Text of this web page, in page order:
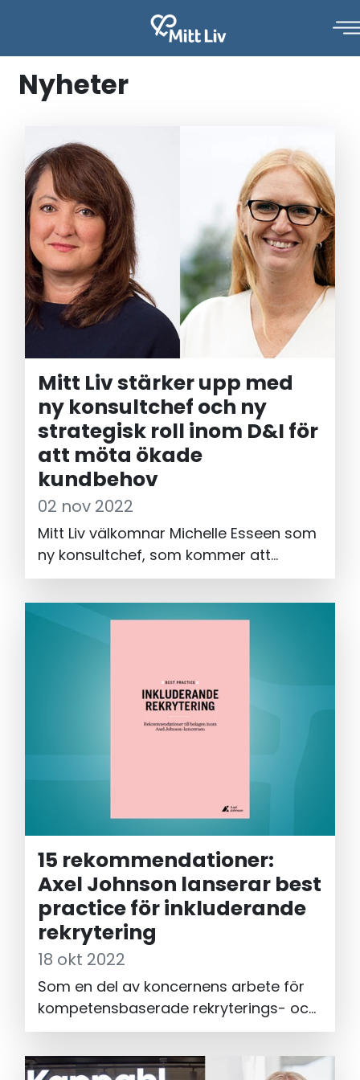
Nyheter
Mitt Liv stärker upp med
ny konsultchef och ny
strategisk roll inom D&I för
att möta ökade
kundbehov
02 nov 2022
Mitt Liv välkomnar Michelle Esseen som
ny konsultchef, som kommer att
ansvara för att skala upp Mitt Livs
konsultverksamhet och erbjudande för
ökad impact och tillväxt. Samtidigt
of D&amp;I Strategy &amp; Research,
en kundnära roll med fokus på Mitt Livs
spetskompetens inom mångfald och
15 rekommendationer:
Axel Johnson lanserar best
practice för inkluderande
rekrytering
18 okt 2022
Som en del av koncernens arbete för
kompetensbaserade rekryterings- och
befordringsprocesser har Mitt Livs
samarbetspartner Axel Johnson
utvecklat 15 rekommendationer för